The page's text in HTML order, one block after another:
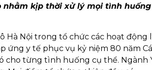
nhằm kịp thời xử lý mọi tình huống
Hà Nội trong tổ chức các hoạt động
ứng y tế phục vụ kỷ niệm 80 năm
cho từng tình huống cụ thể. Ngành